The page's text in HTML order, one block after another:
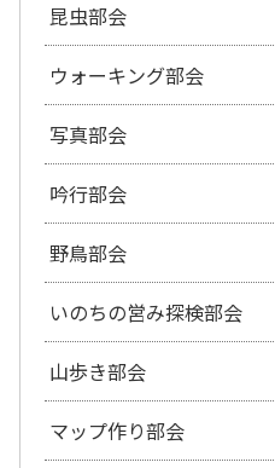
昆虫部会
ウォーキング部会
写真部会
吟行部会
野鳥部会
いのちの営み探検部会
山歩き部会
マップ作り部会